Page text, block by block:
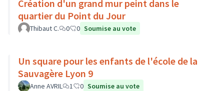
Création d'un grand mur peint dans le
quartier du Point du Jour
Thibaut C. 0 0 Soumise au vote
Un square pour les enfants de l'école de la
Sauvagère Lyon 9
Anne AVRIL 1 0 Soumise au vote